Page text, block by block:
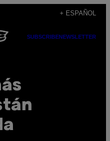
+ ESPAÑOL
SUBSCRIBENEWSLETTER